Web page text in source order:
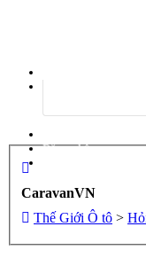
Đăng nhập
CaravanVN
Thế Giới Ô tô >